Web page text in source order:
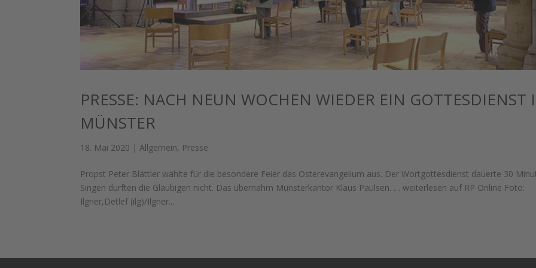
PRESSE: NACH NEUN WOCHEN WIEDER EIN GOTTESDIENST
MÜNSTER
18. Mai 2020 |Allgemein, Presse
Propst Peter Blättler wählte für die besondere Feier das Osterevangelium aus. Der Wortgottesdienst dauerte 30
Singen durften die Gläubigen nicht. Das übernahm Münsterkantor Klaus Paulsen. … weiterlesen auf RP Online Foto:
Ilgner,Detlef (ilg)/Ilgner...